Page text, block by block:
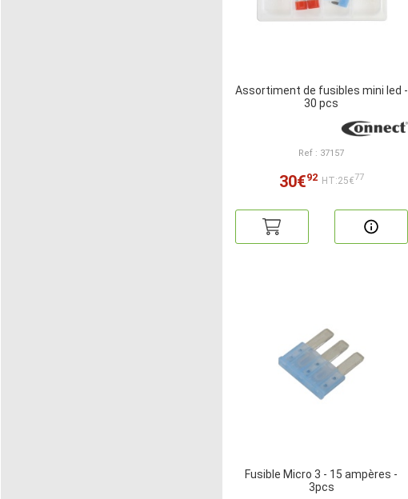
Assortiment de fusibles mini led -
30 pcs
Ref : 37157
30€92 HT:25€77
Fusible Micro 3 - 15 ampères -
3pcs